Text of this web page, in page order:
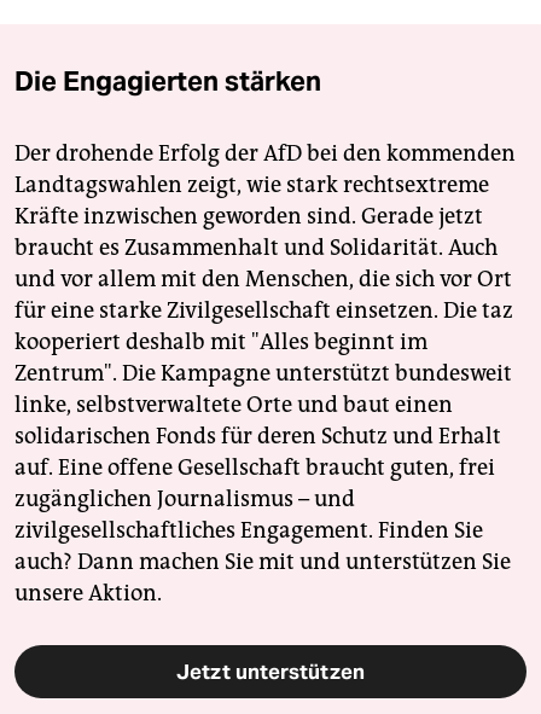
Die Engagierten stärken
Der drohende Erfolg der AfD bei den kommenden
Landtagswahlen zeigt, wie stark rechtsextreme
Kräfte inzwischen geworden sind. Gerade jetzt
braucht es Zusammenhalt und Solidarität. Auch
und vor allem mit den Menschen, die sich vor Ort
für eine starke Zivilgesellschaft einsetzen. Die taz
kooperiert deshalb mit "Alles beginnt im
Zentrum". Die Kampagne unterstützt bundesweit
linke, selbstverwaltete Orte und baut einen
solidarischen Fonds für deren Schutz und Erhalt
auf. Eine offene Gesellschaft braucht guten, frei
zugänglichen Journalismus – und
zivilgesellschaftliches Engagement. Finden Sie
auch? Dann machen Sie mit und unterstützen Sie
unsere Aktion.
Jetzt unterstützen